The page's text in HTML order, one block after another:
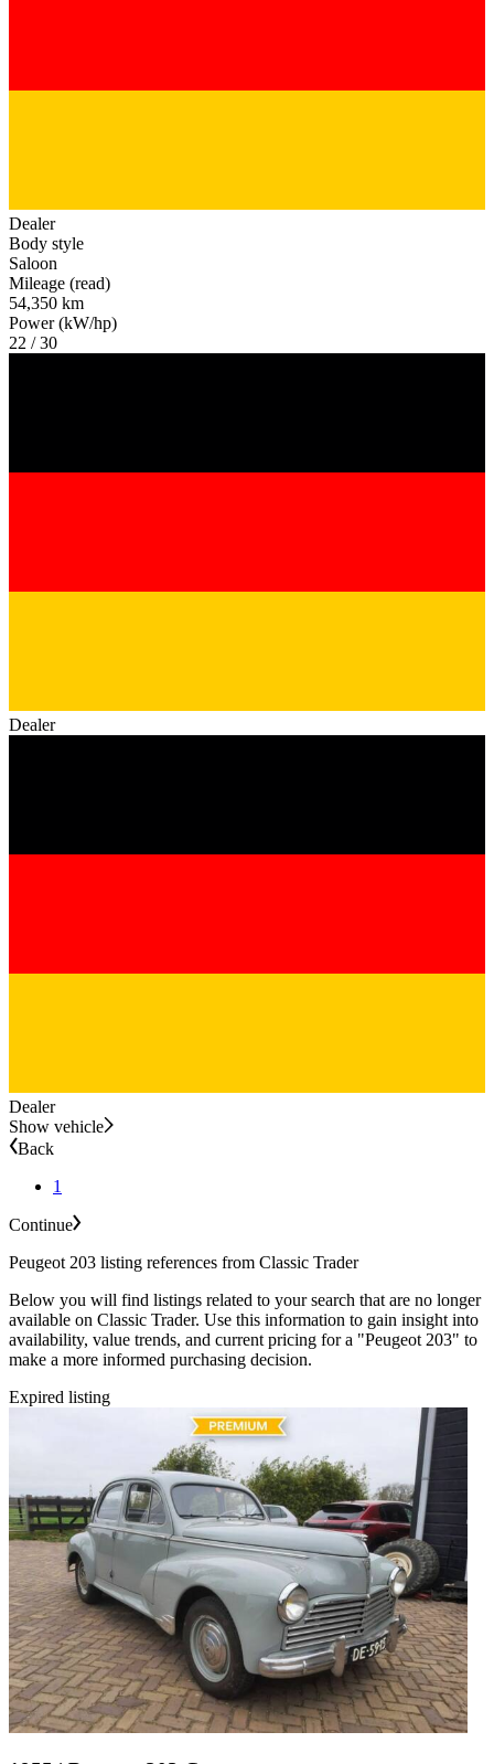
Dealer
Body style
Saloon
Mileage (read)
54,350 km
Power (kW/hp)
22 / 30
Dealer
Dealer
Show vehicle
Back
1
Continue
Peugeot 203 listing references from Classic Trader
Below you will find listings related to your search that are no longer
available on Classic Trader. Use this information to gain insight into
availability, value trends, and current pricing for a "Peugeot 203" to
make a more informed purchasing decision.
Expired listing